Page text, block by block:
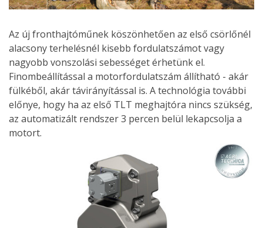
Az új fronthajtóműnek köszönhetően az első csörlőnél
alacsony terhelésnél kisebb fordulatszámot vagy
nagyobb vonszolási sebességet érhetünk el.
Finombeállítással a motorfordulatszám állítható - akár
fülkéből, akár távirányítással is. A technológia további
előnye, hogy ha az első TLT meghajtóra nincs szükség,
az automatizált rendszer 3 percen belül lekapcsolja a
motort.